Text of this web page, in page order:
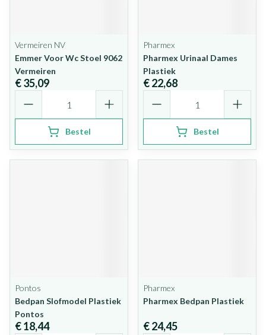
Vermeiren NV
Emmer Voor Wc Stoel 9062
Vermeiren
€ 35,09
Bestel
Pharmex
Pharmex Urinaal Dames
Plastiek
€ 22,68
Bestel
Pontos
Bedpan Slofmodel Plastiek
Pontos
€ 18,44
Pharmex
Pharmex Bedpan Plastiek
€ 24,45